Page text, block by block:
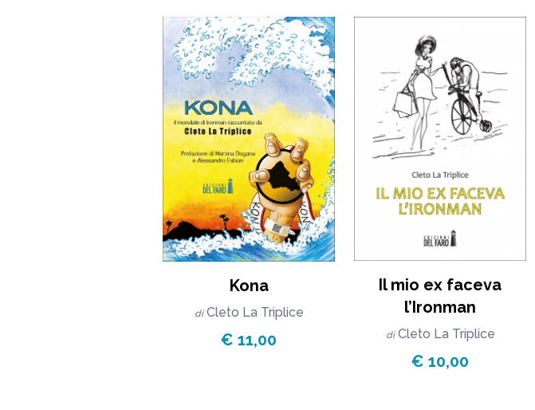
Kona
di Cleto La Triplice
€ 11,00
Il mio ex faceva
l’Ironman
di Cleto La Triplice
€ 10,00